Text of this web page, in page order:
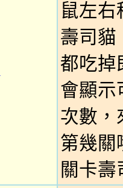
鼠左
壽司貓
都吃掉
會顯示
次數，
第幾關
關卡壽